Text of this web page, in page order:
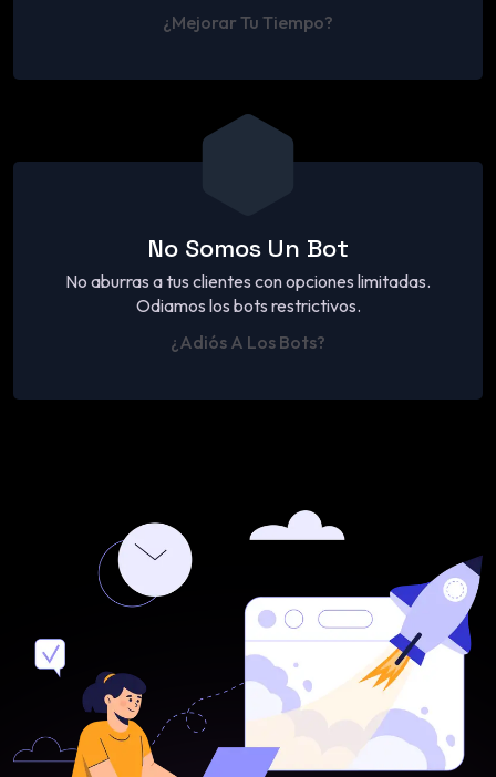
¿Mejorar Tu Tiempo?
No Somos Un Bot
No aburras a tus clientes con opciones limitadas.
Odiamos los bots restrictivos.
¿Adiós A Los Bots?